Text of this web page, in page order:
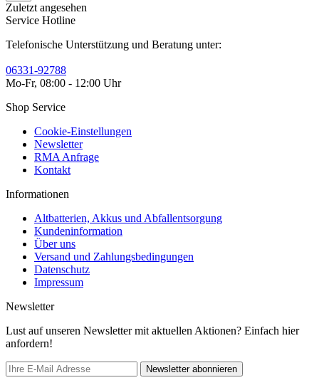
Zuletzt angesehen
Service Hotline
Telefonische Unterstützung und Beratung unter:
06331-92788
Mo-Fr, 08:00 - 12:00 Uhr
Shop Service
Cookie-Einstellungen
Newsletter
RMA Anfrage
Kontakt
Informationen
Altbatterien, Akkus und Abfallentsorgung
Kundeninformation
Über uns
Versand und Zahlungsbedingungen
Datenschutz
Impressum
Newsletter
Lust auf unseren Newsletter mit aktuellen Aktionen? Einfach hier
anfordern!
Newsletter abonnieren